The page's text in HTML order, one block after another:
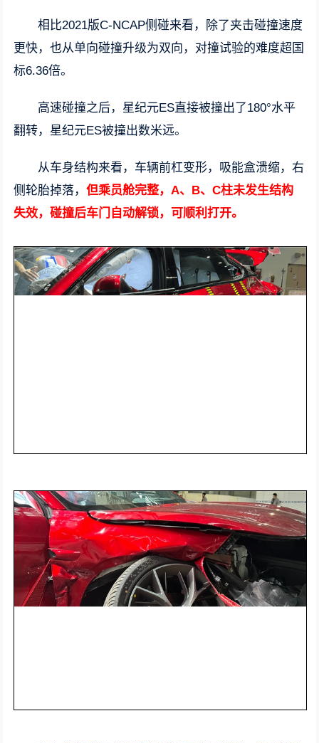
相比2021版C-NCAP侧碰来看，除了夹击碰撞速度
更快，也从单向碰撞升级为双向，对撞试验的难度超国
标6.36倍。
高速碰撞之后，星纪元ES直接被撞出了180°水平
翻转，星纪元ES被撞出数米远。
从车身结构来看，车辆前杠变形，吸能盒溃缩，右
侧轮胎掉落，但乘员舱完整，A、B、C柱未发生结构
失效，碰撞后车门自动解锁，可顺利打开。